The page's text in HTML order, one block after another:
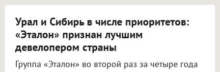
Урал и Сибирь в числе приоритетов:
«Эталон» признан лучшим
девелопером страны
Группа «Эталон» во второй раз за четыре года